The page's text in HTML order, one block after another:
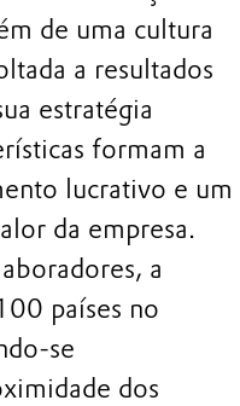
de uma cultura
a resultados
estratégia
formam a
lucrativo e um
da empresa.
a
países no
se
dos